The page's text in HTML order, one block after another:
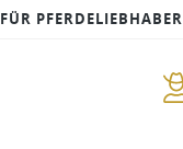
FÜR PFERDELIEBHABER